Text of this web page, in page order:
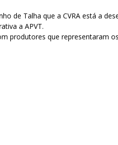
de Talha que a CVRA está a
a APVT.
produtores que representaram